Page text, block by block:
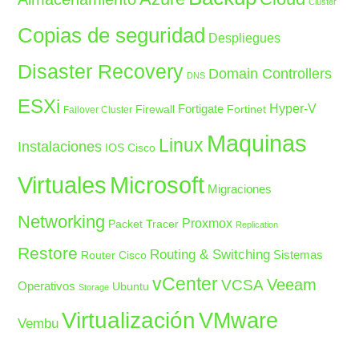
Copias de seguridad Despliegues
Disaster Recovery DNS Domain Controllers
ESXi Failover Cluster Firewall Fortigate Fortinet Hyper-V
Instalaciones IOS Cisco Linux Maquinas
Virtuales Microsoft Migraciones
Networking Packet Tracer Proxmox Replication
Restore Router Cisco Routing & Switching Sistemas
Operativos Storage Ubuntu vCenter VCSA Veeam
Vembu Virtualización VMware